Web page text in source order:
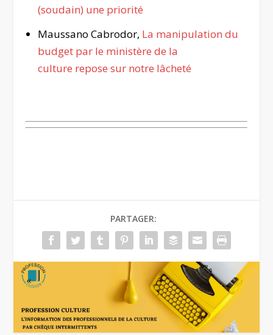
(soudain) une priorité
Maussano Cabrodor, La manipulation du
budget par le ministère de la
culture repose sur notre lâcheté
PARTAGER: